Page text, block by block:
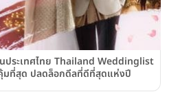
ประเทศไทย Thailand Weddinglist
มที่สุด ปลดล็อกดีลที่ดีที่สุดแห่งปี